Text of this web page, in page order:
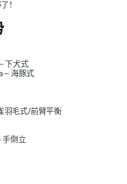
！
下犬式
– 海豚式
羽毛式/前臂平衡
手倒立